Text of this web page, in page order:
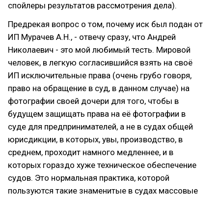
спойлеры результатов рассмотрения дела).
Предрекая вопрос о том, почему иск был подан от
ИП Мурачев А.Н., - отвечу сразу, что Андрей
Николаевич - это мой любимый тесть. Мировой
человек, в легкую согласившийся взять на своё
ИП исключительные права (очень грубо говоря,
право на обращение в суд, в данном случае) на
фотографии своей дочери для того, чтобы в
будущем защищать права на её фотографии в
суде для предпринимателей, а не в судах общей
юрисдикции, в которых, увы, производство, в
среднем, проходит намного медленнее, и в
которых гораздо хуже техническое обеспечение
судов. Это нормальная практика, которой
пользуются такие знаменитые в судах массовые